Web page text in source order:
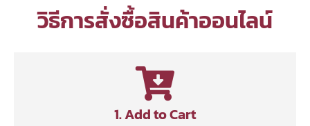
วิธีการสั่งซื้อสินค้าออนไลน์
1. Add to Cart